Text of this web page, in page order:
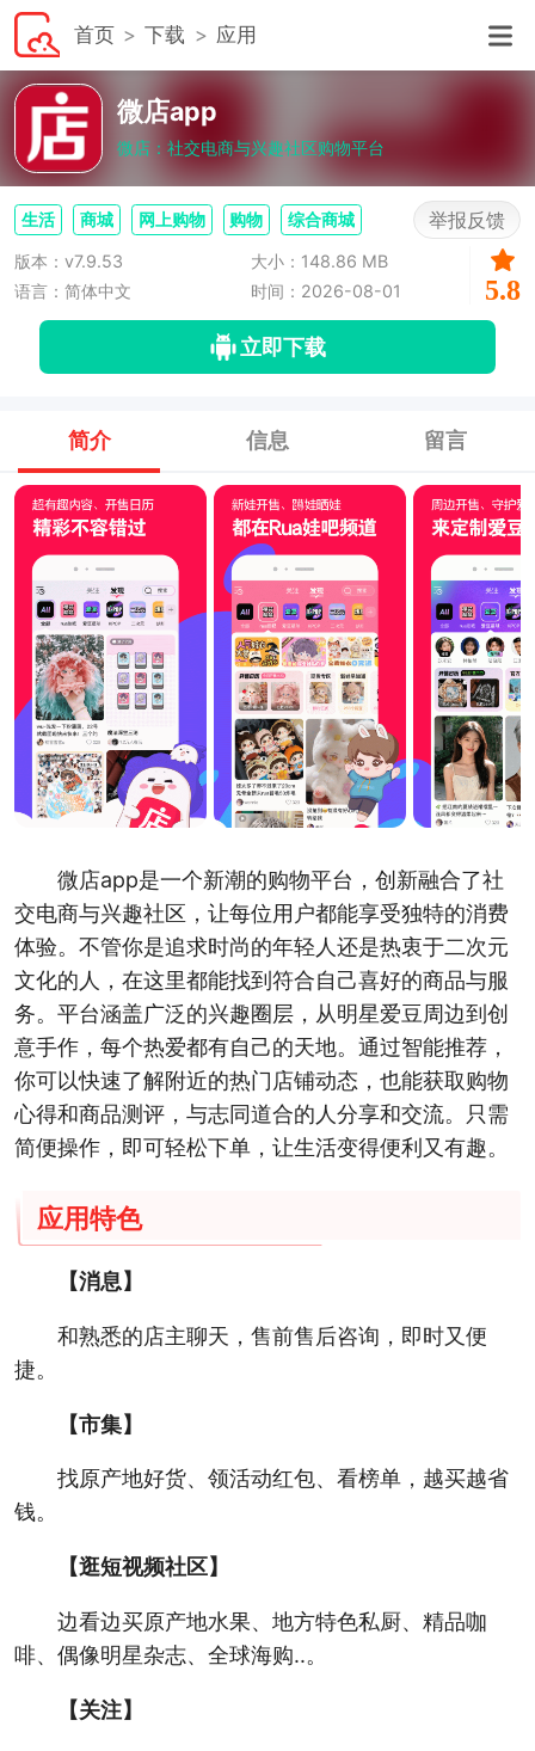
首页 下载 应用
微店app
微店：社交电商与兴趣社区购物平台
生活 商城 网上购物 购物 综合商城 举报反馈
版本：v7.9.53
大小：148.86 MB
语言：简体中文
时间：2026-08-01 5.8
立即下载
简介 信息 留言
微店app是一个新潮的购物平台，创新融合了社
交电商与兴趣社区，让每位用户都能享受独特的消费
体验。不管你是追求时尚的年轻人还是热衷于二次元
文化的人，在这里都能找到符合自己喜好的商品与服
务。平台涵盖广泛的兴趣圈层，从明星爱豆周边到创
意手作，每个热爱都有自己的天地。通过智能推荐，
你可以快速了解附近的热门店铺动态，也能获取购物
心得和商品测评，与志同道合的人分享和交流。只需
简便操作，即可轻松下单，让生活变得便利又有趣。
应用特色
【消息】
和熟悉的店主聊天，售前售后咨询，即时又便
捷。
【市集】
找原产地好货、领活动红包、看榜单，越买越省
钱。
【逛短视频社区】
边看边买原产地水果、地方特色私厨、精品咖
啡、偶像明星杂志、全球海购..。
【关注】